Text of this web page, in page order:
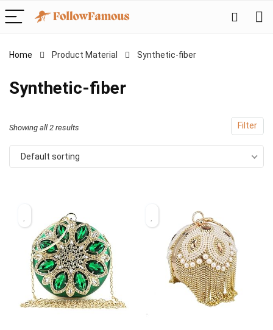
Home Product Material ‎Synthetic-fiber
‎Synthetic-fiber
Filter
Showing all 2 results
Default sorting